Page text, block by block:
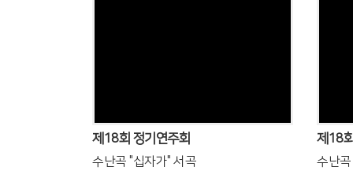
제18회 정기연주회
수난곡 "십자가" 서곡
제18
수난